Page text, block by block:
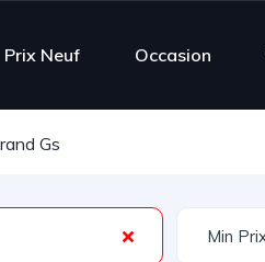
Prix Neuf Occasion
Gs